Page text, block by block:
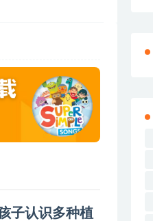
子认识多种植